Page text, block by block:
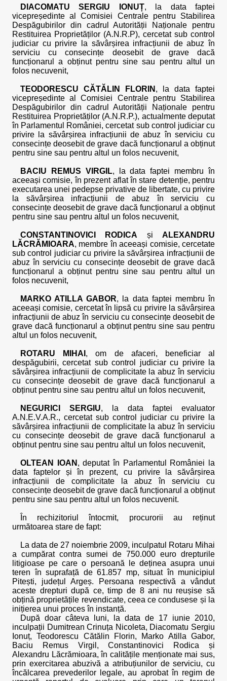
DIACOMATU SERGIU IONUȚ, la data faptei
vicepreședinte al Comisiei Centrale pentru Stabilirea
Despăgubirilor din cadrul Autorității Naționale pentru
Restituirea Proprietăților (A.N.R.P), cercetat sub control
judiciar cu privire la săvârșirea infracțiunii de abuz în
serviciu cu consecințe deosebit de grave dacă
funcționarul a obținut pentru sine sau pentru altul un
folos necuvenit,
TEODORESCU CĂTĂLIN FLORIN , la data faptei
vicepreședinte al Comisiei Centrale pentru Stabilirea
Despăgubirilor din cadrul Autorității Naționale pentru
Restituirea Proprietăților (A.N.R.P.), actualmente deputat
în Parlamentul României, cercetat sub control judiciar cu
privire la săvârșirea infracțiunii de abuz în serviciu cu
consecințe deosebit de grave dacă funcționarul a obținut
pentru sine sau pentru altul un folos necuvenit,
BACIU REMUS VIRGIL, la data faptei membru în
aceeași comisie, în prezent aflat în stare detenție, pentru
executarea unei pedepse privative de libertate, cu privire
la săvârșirea infracțiunii de abuz în serviciu cu
consecințe deosebit de grave dacă funcționarul a obținut
pentru sine sau pentru altul un folos necuvenit,
CONSTANTINOVICI RODICA șiALEXANDRU
LĂCRĂMIOARA, membre în aceeași comisie, cercetate
sub control judiciar cu privire la săvârșirea infracțiunii de
abuz în serviciu cu consecințe deosebit de grave dacă
funcționarul a obținut pentru sine sau pentru altul un
folos necuvenit,
MARKO ATILLA GABOR, la data faptei membru în
aceeași comisie, cercetat în lipsă cu privire la săvârșirea
infracțiunii de abuz în serviciu cu consecințe deosebit de
grave dacă funcționarul a obținut pentru sine sau pentru
altul un folos necuvenit,
ROTARU MIHAI , om de afaceri, beneficiar al
despăgubirii, cercetat sub control judiciar cu privire la
săvârșirea infracțiunii de complicitate la abuz în serviciu
cu consecințe deosebit de grave dacă funcționarul a
obținut pentru sine sau pentru altul un folos necuvenit,
NEGURICI SERGIU, la data faptei evaluator
A.N.E.V.A.R., cercetat sub control judiciar cu privire la
săvârșirea infracțiunii de complicitate la abuz în serviciu
cu consecințe deosebit de grave dacă funcționarul a
obținut pentru sine sau pentru altul un folos necuvenit,
OLTEAN IOAN , deputat în Parlamentul României la
data faptelor și în prezent, cu privire la săvârșirea
infracțiunii de complicitate la abuz în serviciu cu
consecințe deosebit de grave dacă funcționarul a obținut
pentru sine sau pentru altul un folos necuvenit.
În rechizitoriul întocmit, procurorii au reținut
următoarea stare de fapt:
La data de 27 noiembrie 2009, inculpatul Rotaru Mihai
a cumpărat contra sumei de 750.000 euro drepturile
litigioase pe care o persoană le deținea asupra unui
teren în suprafață de 61.857 mp, situat în municipiul
Pitești, județul Argeș. Persoana respectivă a vândut
aceste drepturi după ce, timp de 8 ani nu reușise să
obțină proprietățile revendicate, ceea ce condusese și la
inițierea unui proces în instanță.
După doar câteva luni, la data de 17 iunie 2010,
inculpații Dumitrean Crinuța Nicoleta, Diacomatu Sergiu
Ionuț, Teodorescu Cătălin Florin, Marko Atilla Gabor,
Baciu Remus Virgil, Constantinovici Rodica și
Alexandru Lăcrămioara, în calitățile menționate mai sus,
prin exercitarea abuzivă a atribuțiunilor de serviciu, cu
încălcarea prevederilor legale, au aprobat în regim de